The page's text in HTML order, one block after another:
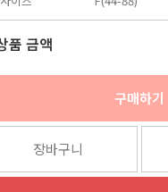
품 금액
구매하기
장바구니